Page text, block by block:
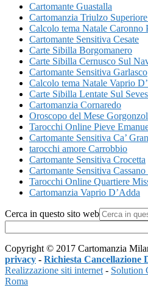
Cartomante Guastalla
Cartomanzia Triulzo
Calcolo tema Natale Caronno
Cartomante Sensitiva Cesate
Carte Sibilla Borgomanero
Carte Sibilla Cernusco Sul
Cartomante Sensitiva Garlasco
Calcolo tema Natale Vaprio
Carte Sibilla Lentate Sul
Cartomanzia Cornaredo
Oroscopo del Mese
Tarocchi Online Pieve
Cartomante Sensitiva Ca’
tarocchi amore Carrobbio
Cartomante Sensitiva Crocetta
Cartomante Sensitiva
Tarocchi Online Quartiere
Cartomanzia Vaprio D’Adda
Cerca in questo sito web
Copyright © 2017 Cartomanzia
privacy - Richiesta Cancellazione
Realizzazione siti internet - Solution
Roma